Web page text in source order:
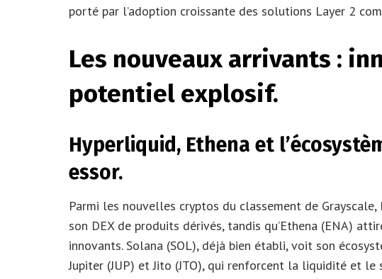
porté par l’adoption croissante des solutions Layer 2
Les nouveaux arrivants :
potentiel explosif.
Hyperliquid, Ethena et
essor.
Parmi les nouvelles cryptos du classement de
son DEX de produits dérivés, tandis qu’Ethena (ENA)
innovants. Solana (SOL), déjà bien établi, voit son
Jupiter (JUP) et Jito (JTO), qui renforcent la liquidité et